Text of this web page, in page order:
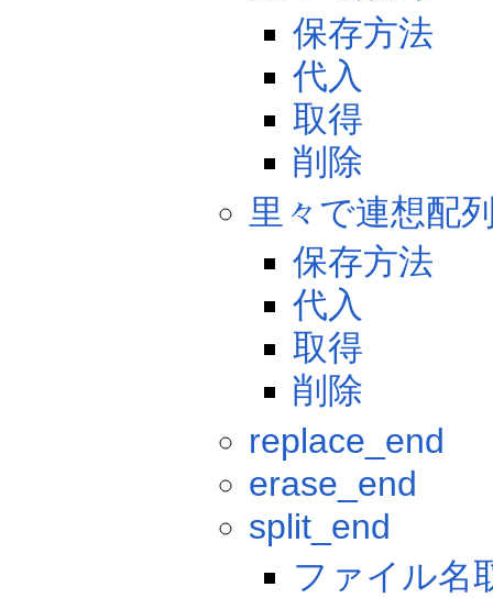
保存方法
代入
取得
削除
里々で連想配
保存方法
代入
取得
削除
replace_end
erase_end
split_end
ファイル名